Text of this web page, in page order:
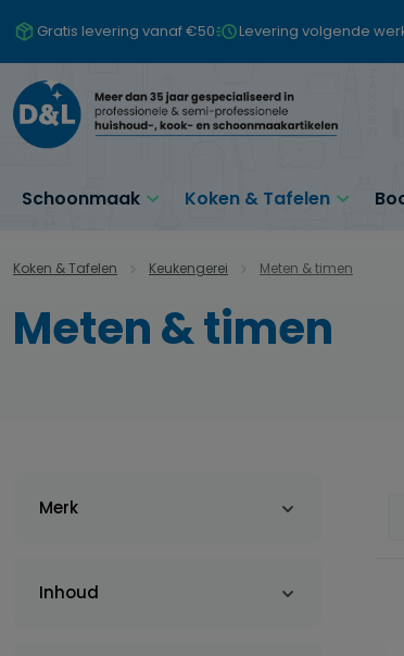
de hoofdinhoud
Ga naar de zoekopdracht
Ga naar de hoofdnavigatie
Gratis levering vanaf €50 Levering volgende
Schoonmaak Koken & Tafelen
Koken & Tafelen Keukengerei Meten & timen
Meten & timen
Merk
Inhoud